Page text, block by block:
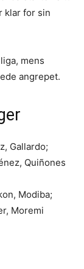
klar for sin
mens
angrepet.
Gallardo;
Quiñones
Modiba;
Moremi